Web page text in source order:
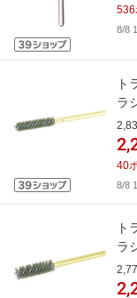
536
8/8
ト
ラ
40
8/8
ト
ラ